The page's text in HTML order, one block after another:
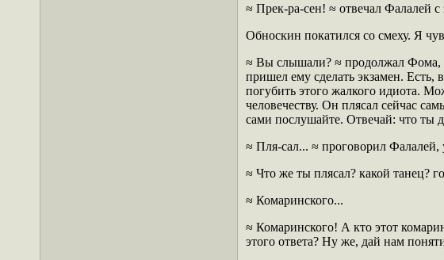
≈ Прек-ра-сен! ≈ отвечал Фалалей
Обноскин покатился со смеху. Я
≈ Вы слышали? ≈ продолжал Фома,
пришел ему сделать экзамен.
погубить этого жалкого идиота.
человечеству. Он плясал сейчас
сами послушайте. Отвечай: что ты
≈ Пля-сал... ≈ проговорил Фалалей,
≈ Что же ты плясал? какой танец?
≈ Комаринского...
≈ Комаринского! А кто этот
этого ответа? Ну же, дай нам